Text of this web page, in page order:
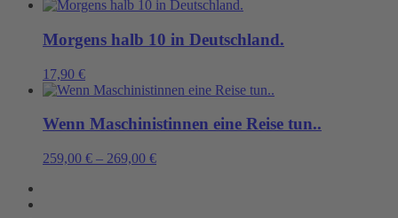
Morgens halb 10 in Deutschland.
17,90 €
Wenn Maschinistinnen eine Reise tun..
259,00 € – 269,00 €